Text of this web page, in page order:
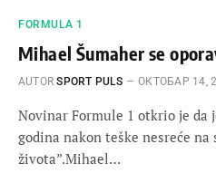
FORMULA 1
Mihael Šumaher se
AUTOR SPORT PULS ОКТОБАР 14,
Novinar Formule 1 otkrio je da
godina nakon teške nesreće
života”.Mihael…